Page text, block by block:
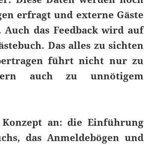
erfragt und externe Gäste
das Feedback wird auf
Das alles zu sichten
führt nicht nur zu
auch zu unnötigem
an: die Einführung
das Anmeldebögen und